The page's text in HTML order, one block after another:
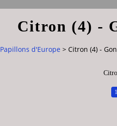
Citron (4) -
Papillons d'Europe > Citron (4) -